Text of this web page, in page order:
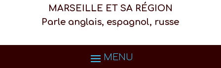
MARSEILLE ET SA RÉGION
Parle anglais, espagnol, russe